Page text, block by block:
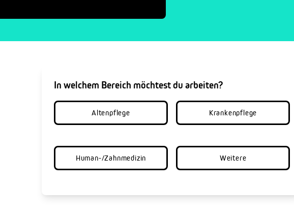
In welchem Bereich möchtest du arbeiten?
Altenpflege Krankenpflege
Human-/Zahnmedizin Weitere